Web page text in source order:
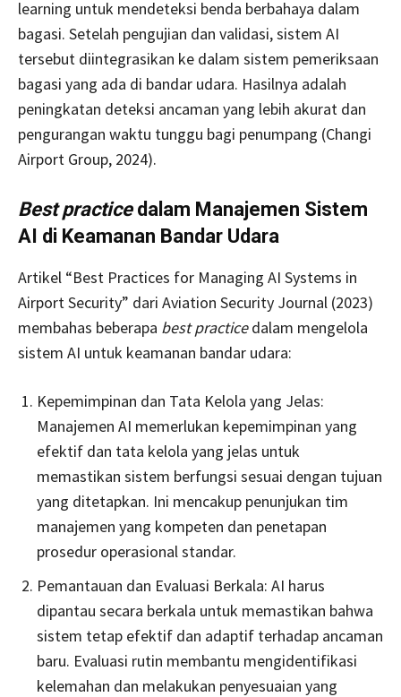
learning untuk mendeteksi benda berbahaya dalam
bagasi. Setelah pengujian dan validasi, sistem AI
tersebut diintegrasikan ke dalam sistem pemeriksaan
bagasi yang ada di bandar udara. Hasilnya adalah
peningkatan deteksi ancaman yang lebih akurat dan
pengurangan waktu tunggu bagi penumpang (Changi
Airport Group, 2024).
Best practicedalam Manajemen Sistem
AI di Keamanan Bandar Udara
Artikel “Best Practices for Managing AI Systems in
Airport Security” dari Aviation Security Journal (2023)
membahas beberapa best practicedalam mengelola
sistem AI untuk keamanan bandar udara:
Kepemimpinan dan Tata Kelola yang Jelas:
Manajemen AI memerlukan kepemimpinan yang
efektif dan tata kelola yang jelas untuk
memastikan sistem berfungsi sesuai dengan tujuan
yang ditetapkan. Ini mencakup penunjukan tim
manajemen yang kompeten dan penetapan
prosedur operasional standar.
Pemantauan dan Evaluasi Berkala: AI harus
dipantau secara berkala untuk memastikan bahwa
sistem tetap efektif dan adaptif terhadap ancaman
baru. Evaluasi rutin membantu mengidentifikasi
kelemahan dan melakukan penyesuaian yang